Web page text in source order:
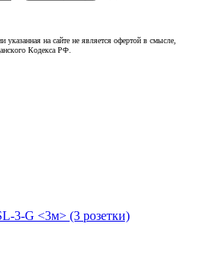
на сайте не является офертой в смысле,
Кодекса РФ.
3-G <3м> (3 розетки)